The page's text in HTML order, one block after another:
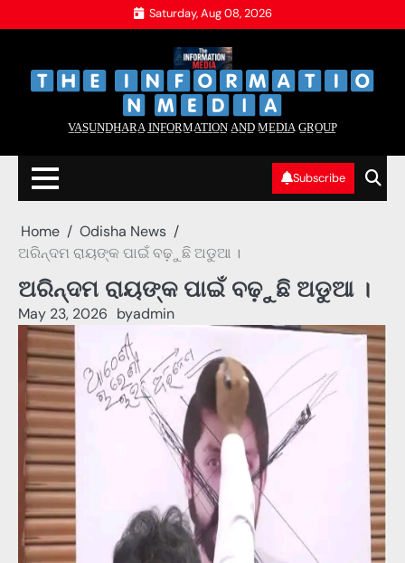
to
Saturday, Aug 08, 2026
V̲A̲S̲U̲N̲D̲H̲A̲R̲A̲ I̲N̲F̲O̲R̲M̲A̲T̲I̲O̲N̲ A̲N̲D̲ M̲E̲D̲I̲A̲ G̲R̲O̲U̲P̲
Subscribe
Home
Odisha News
ଅରିନ୍ଦମ ରାୟଙ୍କ ପାଇଁ ବଢ଼ୁଛି ଅଡୁଆ ।
ଅରିନ୍ଦମ ରାୟଙ୍କ ପାଇଁ ବଢ଼ୁଛି ଅଡୁଆ ।
May 23, 2026 byadmin